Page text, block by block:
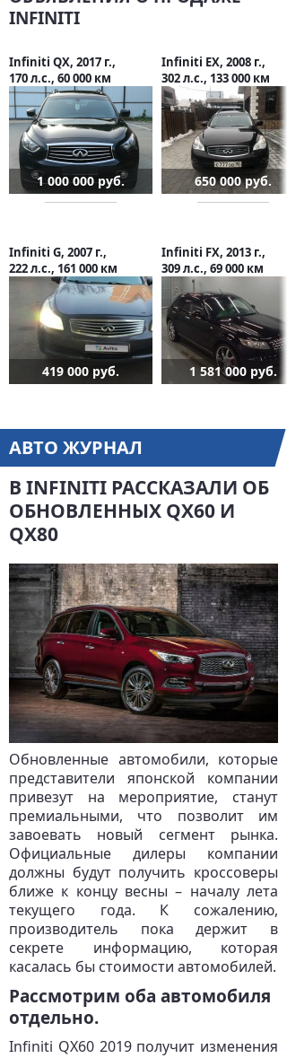
INFINITI
Infiniti QX, 2017 г.,
170 л.с., 60 000 км
1 000 000 руб.
Infiniti EX, 2008 г.,
302 л.с., 133 000 км
650 000 руб.
Infiniti G, 2007 г.,
222 л.с., 161 000 км
419 000 руб.
Infiniti FX, 2013 г.,
309 л.с., 69 000 км
1 581 000 руб.
АВТО ЖУРНАЛ
В INFINITI РАССКАЗАЛИ ОБ
ОБНОВЛЕННЫХ QX60 И
QX80
Обновленные автомобили, которые
представители японской компании
привезут на мероприятие, станут
премиальными, что позволит им
завоевать новый сегмент рынка.
Официальные дилеры компании
должны будут получить кроссоверы
ближе к концу весны – началу лета
текущего года. К сожалению,
производитель пока держит в
секрете информацию, которая
касалась бы стоимости автомобилей.
Рассмотрим оба автомобиля
отдельно.
Infiniti QX60 2019 получит изменения